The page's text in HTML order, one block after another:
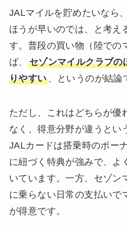
JALマイルを貯めたいなら
ほうが早いのでは、と考え
す。普段の買い物（陸での
ば、 セゾンマイルクラブの
りやすい、というのが結論
ただし、これはどちらが優
なく、得意分野が違うとい
JALカードは搭乗時のボー
に紐づく特典が強みで、よ
いています。一方、セゾン
に乗らない日常の支払いで
が得意です。